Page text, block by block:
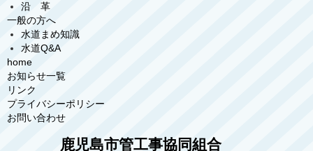
沿 革
一般の方へ
水道まめ知識
水道Q&A
home
お知らせ一覧
リンク
プライバシーポリシー
お問い合わせ
鹿児島市管工事協同組合